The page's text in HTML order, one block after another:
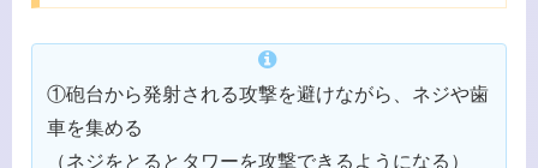
①砲台から発射される攻撃を避けながら、ネジや歯
車を集める
（ネジをとるとタワーを攻撃できるようになる）